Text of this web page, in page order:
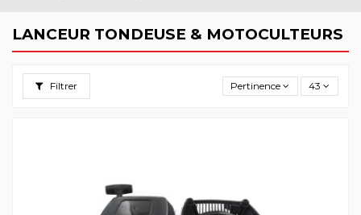
LANCEUR TONDEUSE & MOTOCULTEURS
Filtrer Pertinence 43